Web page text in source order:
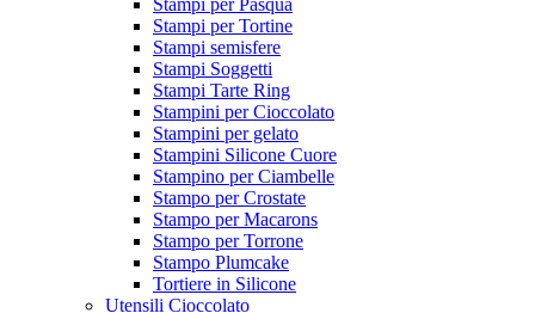
Stampi per Pasqua
Stampi per Tortine
Stampi semisfere
Stampi Soggetti
Stampi Tarte Ring
Stampini per Cioccolato
Stampini per gelato
Stampini Silicone Cuore
Stampino per Ciambelle
Stampo per Crostate
Stampo per Macarons
Stampo per Torrone
Stampo Plumcake
Tortiere in Silicone
Utensili Cioccolato